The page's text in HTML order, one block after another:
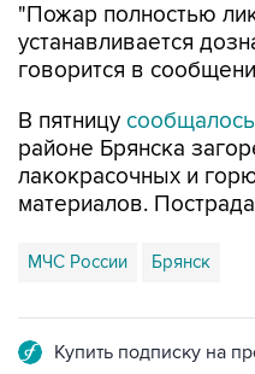
"Пожар полностью
устанавливается
говорится в
В пятницу сообщалось
районе Брянска
лакокрасочных и
материалов.
МЧС России Брянск
Купить подписку на